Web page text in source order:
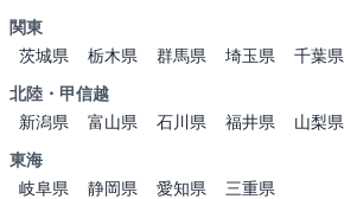
関東
茨城県
栃木県 群馬県 埼玉県 千葉県
北陸・甲信越
新潟県
富山県 石川県 福井県 山梨県
東海
岐阜県
静岡県 愛知県
三重県